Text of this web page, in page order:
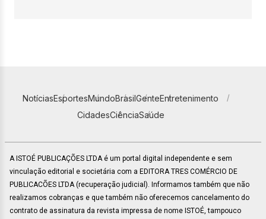
NotíciasEsportesMundoBrasilGenteEntretenimento
CidadesCiênciaSaúde
A ISTOÉ PUBLICAÇÕES LTDA é um portal digital independente e sem
vinculação editorial e societária com a EDITORA TRES COMÉRCIO DE
PUBLICACÕES LTDA (recuperação judicial). Informamos também que não
realizamos cobranças e que também não oferecemos cancelamento do
contrato de assinatura da revista impressa de nome ISTOÉ, tampouco